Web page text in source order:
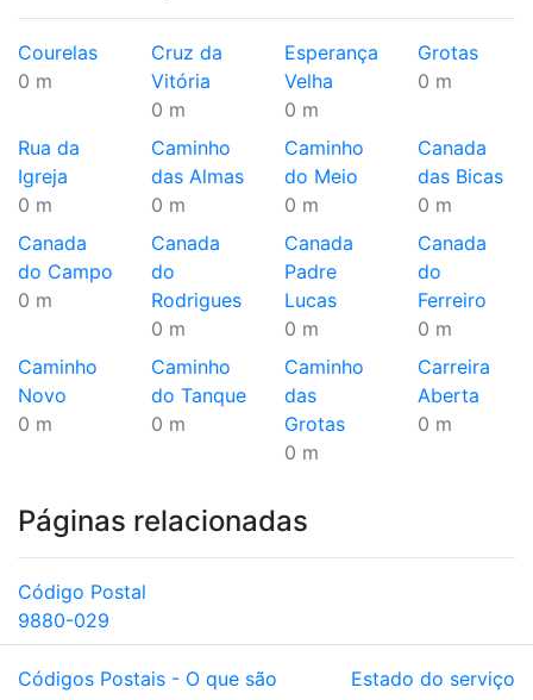
Courelas
0 m
Cruz da
Vitória
0 m
Esperança
Velha
0 m
Grotas
0 m
Rua da
Igreja
0 m
Caminho
das Almas
0 m
Caminho
do Meio
0 m
Canada
das Bicas
0 m
Canada
do Campo
0 m
Canada
do
Rodrigues
0 m
Canada
Padre
Lucas
0 m
Canada
do
Ferreiro
0 m
Caminho
Novo
0 m
Caminho
do Tanque
0 m
Caminho
das
Grotas
0 m
Carreira
Aberta
0 m
Páginas relacionadas
Código Postal
9880-029
Códigos Postais - O que são Estado do serviço